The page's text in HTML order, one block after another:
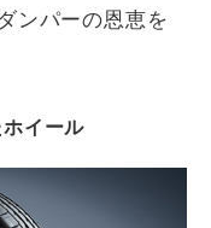
ンパーの恩恵を
イール